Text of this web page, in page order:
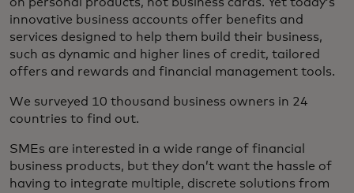
innovative business accounts offer benefits and
services designed to help them build their business,
such as dynamic and higher lines of credit, tailored
offers and rewards and financial management tools.
We surveyed 10 thousand business owners in 24
countries to find out.
SMEs are interested in a wide range of financial
business products, but they don’t want the hassle of
having to integrate multiple, discrete solutions from